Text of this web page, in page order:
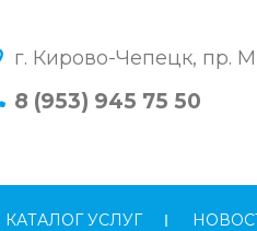
г. Кирово-Чепецк, пр.
8 (953) 945 75 50
КАТАЛОГ УСЛУГ